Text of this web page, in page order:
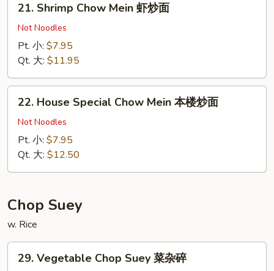
Shrimp
Chow
Mein
面
21. Shrimp Chow Mein 虾炒面
Not Noodles
Pt. 小: $7.95
Qt. 大: $11.95
House
Special
Chow
Mein
面
22. House Special Chow Mein 本楼炒面
Not Noodles
Pt. 小: $7.95
Qt. 大: $12.50
Chop Suey
w. Rice
Vegetable
29. Vegetable Chop Suey 菜杂碎